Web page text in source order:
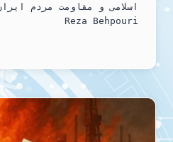
اسلامی و مقاومت مردم
Reza Behpouri